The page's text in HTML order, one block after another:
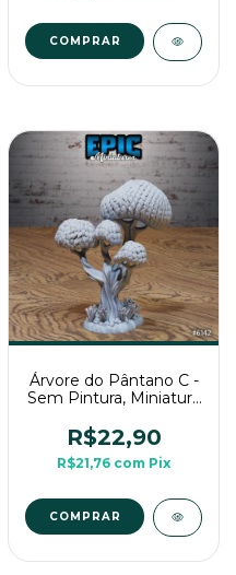
Árvore do Pântano C -
Sem Pintura, Miniatura
de Mesa
R$22,90
R$21,76 com Pix